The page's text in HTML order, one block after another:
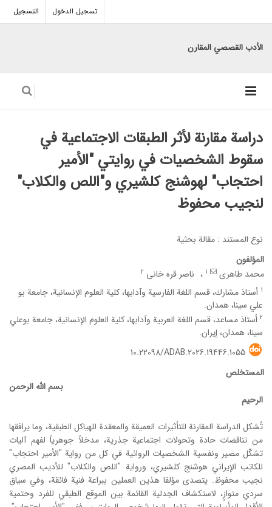
تسجيل الدخول التسجيل
الأدب القصصي المقارن
دراسة مقارنة لأثر الطبقات الاجتماعية في
سقوط الشخصيات في روايتي "الأمير
احتجاب" لهوشنج كلشيري و"اللص والكلاب"
لنجيب محفوظ
نوع المستند : مقالة بحثیة
المؤلفون
محمد طاهری
1 ناصر قره خانی 2
1 أستاذ مشارك، قسم اللغة الفارسية وآدابها، كلية العلوم الإنسانية، جامعة بو
علي سينا، همدان.
2 أستاذ مساعد، قسم اللغة العربية وآدابها، كلية العلوم الإنسانية، جامعة بوعلي
سينا، همدان، إيران.
10.22098/ADAB.2026.19446.1055
المستخلص
بسم الله الرحمن
الرحیم
تُشكل الدراسة المقارنة للتأثيرات العميقة والمعقدة للهياكل الطبقية، وما يرافقها
من تناقضات حادة وتحولات اجتماعية جذرية، مدخلاً جوهرياً لفهم آليات
تشكّل مصير ونفسية الشخصيات الروائية في كل من رواية "الأمير احتجاب"
للكاتب الإيراني هوشنج كلشيري، ورواية "اللص والكلاب" للأديب المصري
نجيب محفوظ. يتصدى مؤلفا هذين العملين ببراعة فنية فائقة، وفي سياق
سردي متوازٍ، لاستكشاف الجدلية القائمة بين الموقع الطبقي للفرد وحتمية